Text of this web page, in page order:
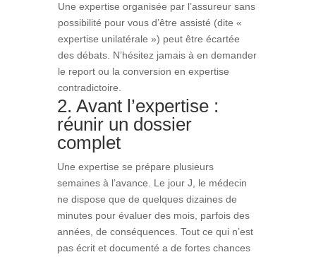
Une expertise organisée par l’assureur sans
possibilité pour vous d’être assisté (dite «
expertise unilatérale ») peut être écartée
des débats. N’hésitez jamais à en demander
le report ou la conversion en expertise
contradictoire.
2. Avant l’expertise :
réunir un dossier
complet
Une expertise se prépare plusieurs
semaines à l’avance. Le jour J, le médecin
ne dispose que de quelques dizaines de
minutes pour évaluer des mois, parfois des
années, de conséquences. Tout ce qui n’est
pas écrit et documenté a de fortes chances